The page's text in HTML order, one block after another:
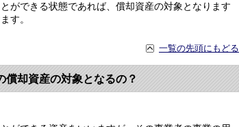
できる状態であれば、償却資産の対象となります
す。
一覧の先頭にもどる
却資産の対象となるの？